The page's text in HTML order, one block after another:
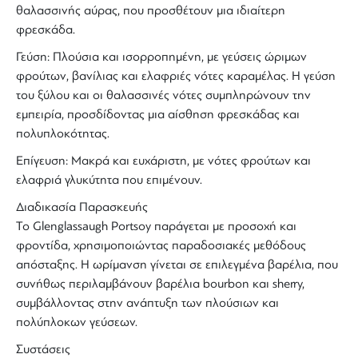
θαλασσινής αύρας, που προσθέτουν μια ιδιαίτερη
φρεσκάδα.
Γεύση: Πλούσια και ισορροπημένη, με γεύσεις ώριμων
φρούτων, βανίλιας και ελαφριές νότες καραμέλας. Η γεύση
του ξύλου και οι θαλασσινές νότες συμπληρώνουν την
εμπειρία, προσδίδοντας μια αίσθηση φρεσκάδας και
πολυπλοκότητας.
Επίγευση: Μακρά και ευχάριστη, με νότες φρούτων και
ελαφριά γλυκύτητα που επιμένουν.
Διαδικασία Παρασκευής
Το Glenglassaugh Portsoy παράγεται με προσοχή και
φροντίδα, χρησιμοποιώντας παραδοσιακές μεθόδους
απόσταξης. Η ωρίμανση γίνεται σε επιλεγμένα βαρέλια, που
συνήθως περιλαμβάνουν βαρέλια bourbon και sherry,
συμβάλλοντας στην ανάπτυξη των πλούσιων και
πολύπλοκων γεύσεων.
Συστάσεις